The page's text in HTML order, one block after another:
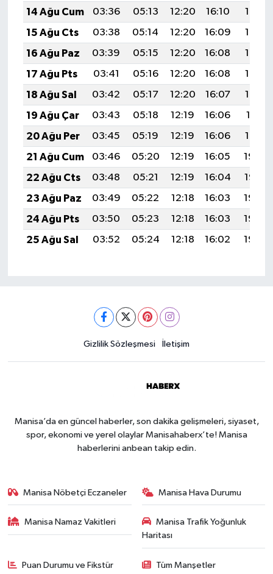
14 Ağu Cum
03:36 05:13 12:20 16:10
19:18
15 Ağu Cts
03:38 05:14 12:20 16:09
19:17
16 Ağu Paz
03:39 05:15 12:20 16:08
19:15
17 Ağu Pts
03:41 05:16 12:20 16:08
19:14
18 Ağu Sal
03:42 05:17 12:20 16:07
19:12
19 Ağu Çar
03:43 05:18 12:19 16:06
19:11
20 Ağu Per
03:45 05:19 12:19 16:06
19:10
21 Ağu Cum
03:46 05:20 12:19 16:05
19:08
22 Ağu Cts
03:48 05:21 12:19 16:04
19:07
23 Ağu Paz
03:49 05:22 12:18 16:03
19:05
24 Ağu Pts
03:50 05:23 12:18 16:03
19:04
25 Ağu Sal
03:52 05:24 12:18 16:02 19:02
Gizlilik Sözleşmesi İletişim
Manisa’da en güncel haberler, son dakika gelişmeleri, siyaset,
spor, ekonomi ve yerel olaylar Manisahaberx’te! Manisa
haberlerini anbean takip edin.
Manisa Nöbetçi Eczaneler Manisa Hava Durumu
Manisa Namaz Vakitleri
Manisa Trafik Yoğunluk
Haritası
Puan Durumu ve Fikstür Tüm Manşetler